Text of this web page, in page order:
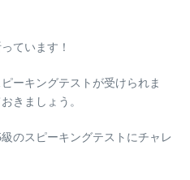
ています！
ーキングテストが受けられま
きましょう。
のスピーキングテストにチャレ